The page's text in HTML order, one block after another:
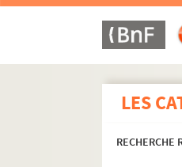
LES
RECHERCHE
H-BIOL.
H-